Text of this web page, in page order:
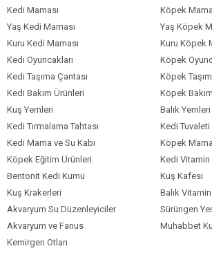
Vitamin D3: 800 IU,
Vitamin E: 600 mg,
E1 (Demir): 32,3 mg,
E2 (İyot): 3,2 mg,
E4 (Bakır): 9,9 mg,
E5 (Manganez): 42 mg,
E6 (Çinko): 116,5 mg,
E8 (Selenyum): 0,05 mg
Kedi Maması
Köpek
Yaş Kedi Maması
Yaş Köpek
Kuru Kedi Maması
Kuru Köpek
Kedi Oyuncakları
Köpek
Kedi Taşıma Çantası
Köpek
Kedi Bakım Ürünleri
Köpek
Kuş Yemleri
Balık Yemleri
Kedi Tırmalama Tahtası
Kedi Tuvaleti
Kedi Mama ve Su Kabı
Köpek
Köpek Eğitim Ürünleri
Kedi Vitamin
Bentonit Kedi Kumu
Kuş Kafesi
Kuş Krakerleri
Balık
Akvaryum Su Düzenleyiciler
Sürüngen
Akvaryum ve Fanus
Muhabbet
Kemirgen Otları